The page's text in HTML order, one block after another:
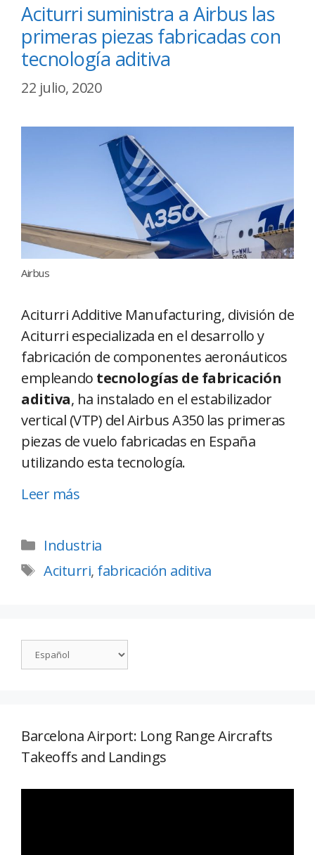
Aciturri suministra a Airbus las
primeras piezas fabricadas con
tecnología aditiva
22 julio, 2020
Airbus
Aciturri Additive Manufacturing, división de
Aciturri especializada en el desarrollo y
fabricación de componentes aeronáuticos
empleando tecnologías de fabricación
aditiva, ha instalado en el estabilizador
vertical (VTP) del Airbus A350 las primeras
piezas de vuelo fabricadas en España
utilizando esta tecnología.
Leer más
Industria
Aciturri, fabricación aditiva
Barcelona Airport: Long Range Aircrafts
Takeoffs and Landings